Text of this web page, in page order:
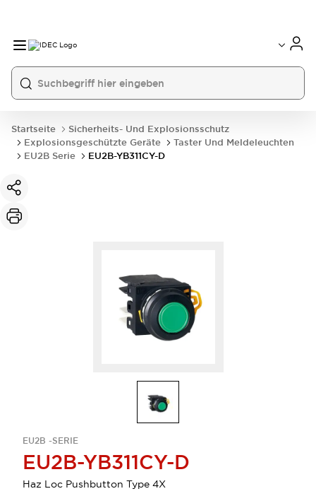
Startseite
Sicherheits- Und Explosionsschutz
Explosionsgeschützte Geräte
Taster Und Meldeleuchten
EU2B Serie
EU2B-YB311CY-D
EU2B -SERIE
EU2B-YB311CY-D
Haz Loc Pushbutton Type 4X